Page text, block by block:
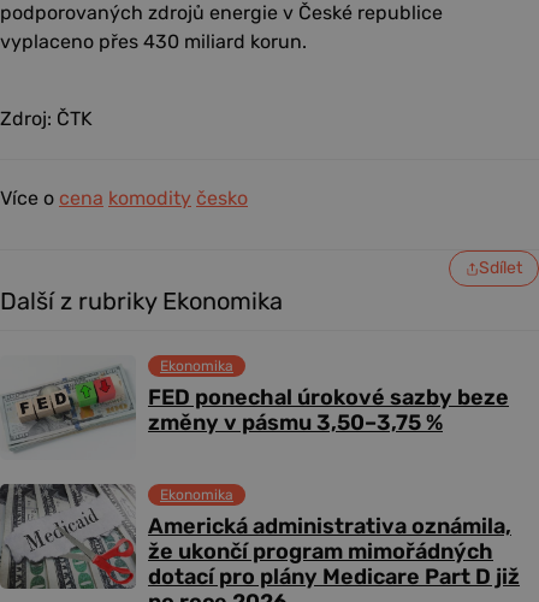
podporovaných zdrojů energie v České republice
vyplaceno přes 430 miliard korun.
Zdroj: ČTK
Více o cena komodity česko
Sdílet
Další z rubriky Ekonomika
FED ponechal úrokové sazby beze
změny v pásmu 3,50–3,75 %
Ekonomika
Americká administrativa oznámila,
že ukončí program mimořádných
dotací pro plány Medicare Part D již
Ekonomika